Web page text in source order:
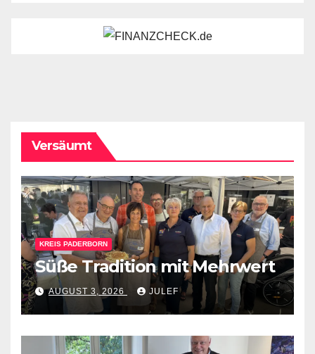
Versäumt
KREIS PADERBORN
Süße Tradition mit Mehrwert
AUGUST 3, 2026 JULEF